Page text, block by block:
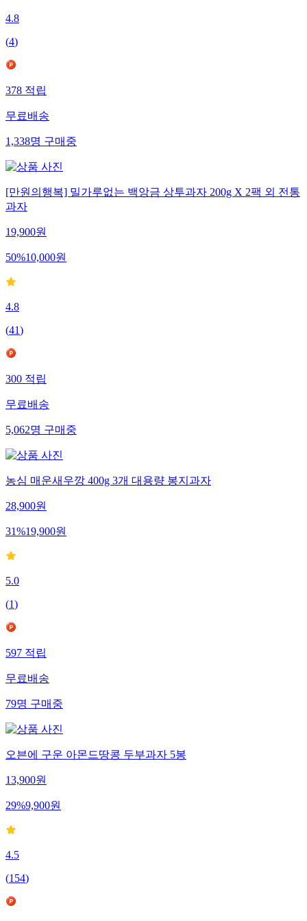
4.8
(4)
378적립
무료배송
1,338명구매중
[만원의행복] 밀가루없는 백앙금 상투과자 200g X 2팩 외 전통
과자
19,900원
50%10,000원
4.8
(41)
300적립
무료배송
5,062명구매중
농심 매운새우깡 400g 3개 대용량 봉지과자
28,900원
31%19,900원
5.0
(1)
597적립
무료배송
79명구매중
오븐에 구운 아몬드땅콩 두부과자 5봉
13,900원
29%9,900원
4.5
(154)